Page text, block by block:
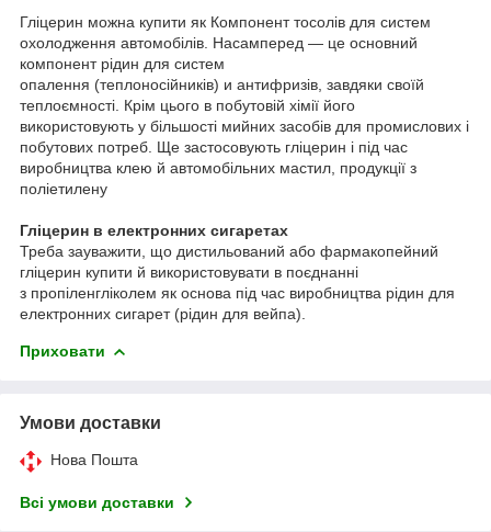
Гліцерин можна купити як Компонент тосолів для систем
охолодження автомобілів. Насамперед — це основний
компонент рідин для систем
опалення (теплоносійників) и антифризів, завдяки своїй
теплоємності. Крім цього в побутовій хімії його
використовують у більшості мийних засобів для промислових і
побутових потреб. Ще застосовують гліцерин і під час
виробництва клею й автомобільних мастил, продукції з
поліетилену
Гліцерин в електронних сигаретах
Треба зауважити, що дистильований або фармакопейний
гліцерин купити й використовувати в поєднанні
з пропіленгліколем як основа під час виробництва рідин для
електронних сигарет (рідин для вейпа).
Приховати
Умови доставки
Нова Пошта
Всі умови доставки